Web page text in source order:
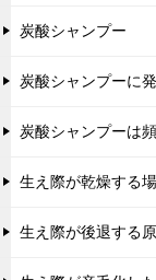
炭酸シャンプー
炭酸シャンプーに
炭酸シャンプーは
生え際が乾燥する
生え際が後退する